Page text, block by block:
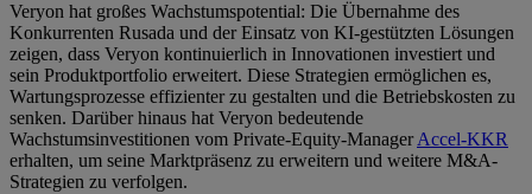
Veryon hat großes Wachstumspotential: Die Übernahme des
Konkurrenten Rusada und der Einsatz von KI-gestützten Lösungen
zeigen, dass Veryon kontinuierlich in Innovationen investiert und
sein Produktportfolio erweitert. Diese Strategien ermöglichen es,
Wartungsprozesse effizienter zu gestalten und die Betriebskosten zu
senken​. Darüber hinaus hat Veryon bedeutende
Wachstumsinvestitionen vom Private-Equity-ManagerAccel-KKR
erhalten, um seine Marktpräsenz zu erweitern und weitere M&A-
Strategien zu verfolgen.